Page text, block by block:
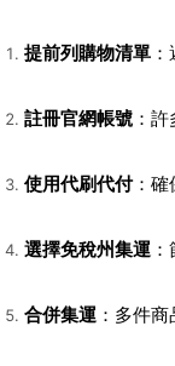
提前列購物清單
註冊官網帳號 ：
使用代刷代付：確
選擇免稅州集運
合併集運 ：多件